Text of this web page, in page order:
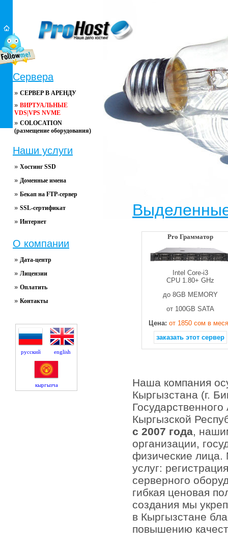
Сервера
» СЕРВЕР В АРЕНДУ
» ВИРТУАЛЬНЫЕ
VDS|VPS NVME
» COLOCATION
(размещение оборудования)
Наши услуги
» Хостинг SSD
» Доменные имена
» Бекап на FTP-сервер
» SSL-сертификат
» Интернет
О компании
» Дата-центр
» Лицензии
» Оплатить
» Контакты
русский english
кыргызча
Pro Грамматор
Intel Core-i3
CPU 1.80+ GHz
до 8GB MEMORY
от 100GB SATA
Цена: от 1850 сом в
заказать этот сервер
Наша компания
Кыргызстана (г.
Кыргызской
с 2007 года,
организации,
физические
услуг:
серверного
гибкая ценовая
создания мы
в Кыргызстане
повышению